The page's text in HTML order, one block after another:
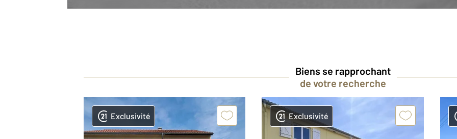
Biens se rapprochant
de votre recherche
Exclusivité Exclusivité